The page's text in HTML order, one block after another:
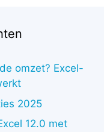
omzet? Excel-
2025
12.0 met